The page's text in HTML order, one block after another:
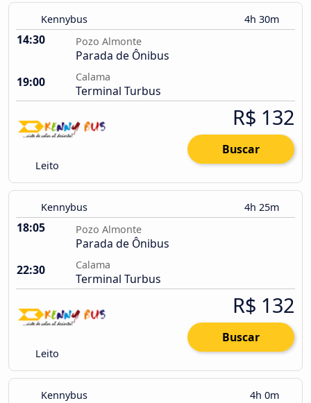
Kennybus 4h 30m
14:30 Pozo Almonte
Parada de Ônibus
19:00
Calama
Terminal Turbus
Leito
R$ 132
Buscar
Kennybus 4h 25m
18:05 Pozo Almonte
Parada de Ônibus
22:30
Calama
Terminal Turbus
Leito
R$ 132
Buscar
Kennybus 4h 0m